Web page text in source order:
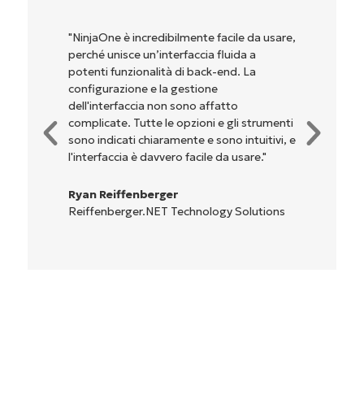
"NinjaOne è incredibilmente facile da usare,
perché unisce un’interfaccia fluida a
potenti funzionalità di back-end. La
configurazione e la gestione
dell'interfaccia non sono affatto
complicate. Tutte le opzioni e gli strumenti
sono indicati chiaramente e sono intuitivi, e
l'interfaccia è davvero facile da usare."
Ryan Reiffenberger
Reiffenberger.NET Technology Solutions